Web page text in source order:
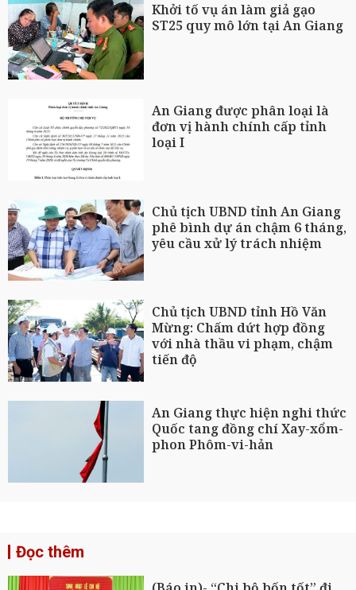
Khởi tố vụ án làm giả gạo
ST25 quy mô lớn tại An Giang
An Giang được phân loại là
đơn vị hành chính cấp tỉnh
loại I
Chủ tịch UBND tỉnh An Giang
phê bình dự án chậm 6 tháng,
yêu cầu xử lý trách nhiệm
Chủ tịch UBND tỉnh Hồ Văn
Mừng: Chấm dứt hợp đồng
với nhà thầu vi phạm, chậm
tiến độ
An Giang thực hiện nghi thức
Quốc tang đồng chí Xay-xổm-
phon Phôm-vi-hản
Đọc thêm